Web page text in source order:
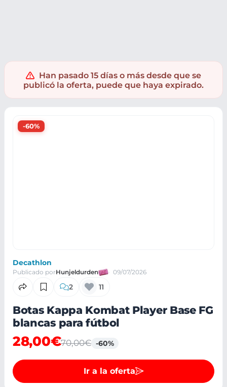
Han pasado 15 días o más desde que se
publicó la oferta, puede que haya expirado.
-60%
Decathlon
Publicado porHunjeldurden 09/07/2026
2 11
Botas Kappa Kombat Player Base FG
blancas para fútbol
28,00€70,00€ -60%
Ir a la oferta